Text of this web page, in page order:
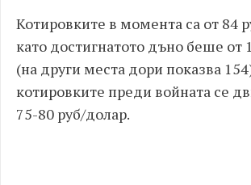
Котировките в момента са от 84
като достигнатото дъно беше от
(на други места дори показва
котировките преди войната се
75-80 руб/долар.